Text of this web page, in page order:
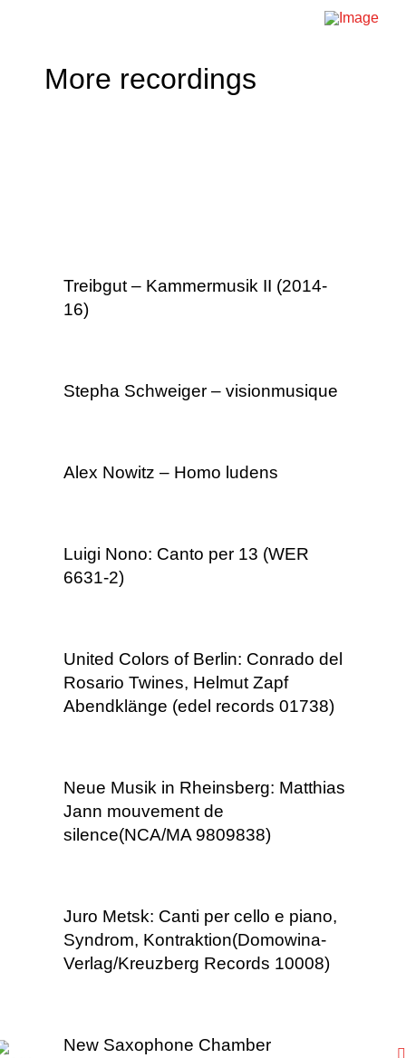
More recordings
Treibgut – Kammermusik II (2014-
16)
Stepha Schweiger – visionmusique
Alex Nowitz – Homo ludens
Luigi Nono: Canto per 13 (WER
6631-2)
United Colors of Berlin: Conrado del
Rosario Twines, Helmut Zapf
Abendklänge (edel records 01738)
Neue Musik in Rheinsberg: Matthias
Jann mouvement de
silence(NCA/MA 9809838)
Juro Metsk: Canti per cello e piano,
Syndrom, Kontraktion(Domowina-
Verlag/Kreuzberg Records 10008)
New Saxophone Chamber